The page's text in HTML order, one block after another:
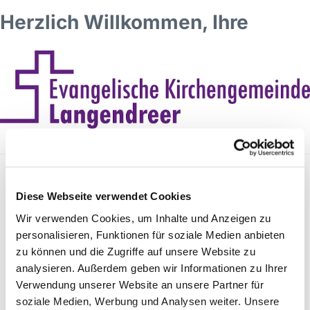
Diese Webseite verwendet Cookies
Wir verwenden Cookies, um Inhalte und Anzeigen zu
personalisieren, Funktionen für soziale Medien anbieten
zu können und die Zugriffe auf unsere Website zu
analysieren. Außerdem geben wir Informationen zu Ihrer
Verwendung unserer Website an unsere Partner für
soziale Medien, Werbung und Analysen weiter. Unsere
Herzlich Willkommen, Ihre
Ein Treffen für Jugendliche
ab 12 Jahren, Jeden
Mittwoch im Gemeindehaus
in der Alten Bahnhofstraße
28-30 (im unteren
Geschoss).